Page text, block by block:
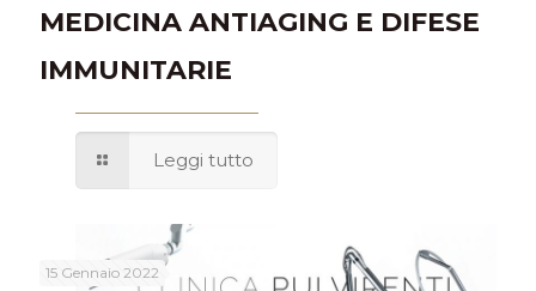
MEDICINA ANTIAGING E DIFESE
IMMUNITARIE
Leggi tutto
15 Gennaio 2022